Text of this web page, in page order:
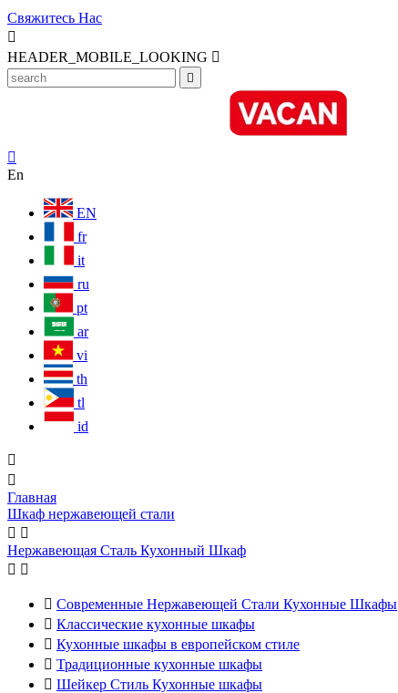
Свяжитесь Нас

HEADER_MOBILE_LOOKING 


En
EN
fr
it
ru
pt
ar
vi
th
tl
id


Главная
Шкаф нержавеющей стали
 
Нержавеющая Сталь Кухонный Шкаф
 
 Современные Нержавеющей Стали Кухонные Шкафы
 Классические кухонные шкафы
 Кухонные шкафы в европейском стиле
 Традиционные кухонные шкафы
 Шейкер Стиль Кухонные шкафы